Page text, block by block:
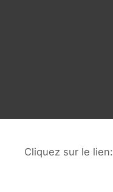
Cliquez sur le lien: